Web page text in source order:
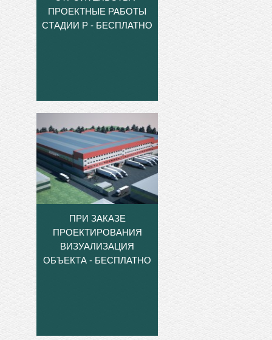
ПРОЕКТНЫЕ РАБОТЫ
СТАДИИ Р - БЕСПЛАТНО
ПРИ ЗАКАЗЕ
ПРОЕКТИРОВАНИЯ
ВИЗУАЛИЗАЦИЯ
ОБЪЕКТА - БЕСПЛАТНО